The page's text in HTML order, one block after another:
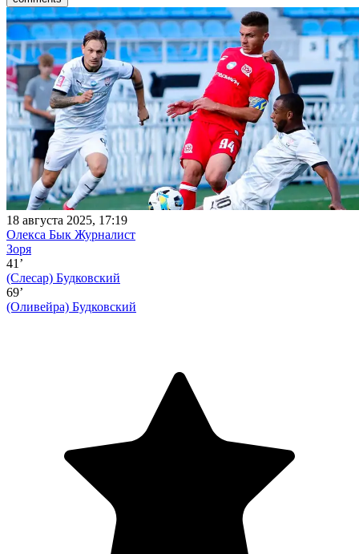
18 августа 2025, 17:19
Олекса Бык Журналист
Зоря
41’
(Слесар) Будковский
69’
(Оливейра) Будковский